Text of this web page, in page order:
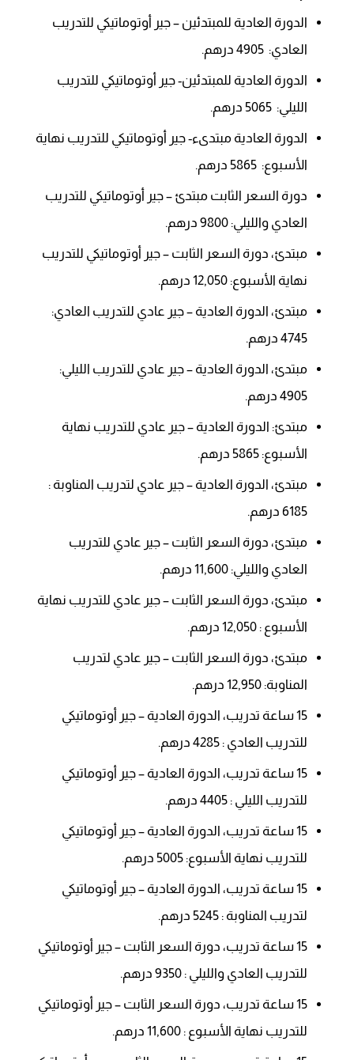
الدورة العادية للمبتدئين – جير أوتوماتيكي للتدريب
العادي: 4905 درهم.
الدورة العادية للمبتدئين- جير أوتوماتيكي للتدريب
الليلي: 5065 درهم.
الدورة العادية مبتدىء- جير أوتوماتيكي للتدريب نهاية
الأسبوع: 5865 درهم.
دورة السعر الثابت مبتدئ – جير أوتوماتيكي للتدريب
العادي والليلي: 9800 درهم.
مبتدئ، دورة السعر الثابت – جير أوتوماتيكي للتدريب
نهاية الأسبوع: 12,050 درهم.
مبتدئ، الدورة العادية – جير عادي للتدريب العادي:
4745 درهم.
مبتدئ، الدورة العادية – جير عادي للتدريب الليلي:
4905 درهم.
مبتدئ: الدورة العادية – جير عادي للتدريب نهاية
الأسبوع: 5865 درهم.
مبتدئ، الدورة العادية – جير عادي لتدريب المناوبة :
6185 درهم.
مبتدئ، دورة السعر الثابت – جير عادي للتدريب
العادي والليلي: 11,600 درهم.
مبتدئ، دورة السعر الثابت – جير عادي للتدريب نهاية
الأسبوع : 12,050 درهم.
مبتدئ، دورة السعر الثابت – جير عادي لتدريب
المناوبة: 12,950 درهم.
15 ساعة تدريب، الدورة العادية – جير أوتوماتيكي
للتدريب العادي : 4285 درهم.
15 ساعة تدريب، الدورة العادية – جير أوتوماتيكي
للتدريب الليلي : 4405 درهم.
15 ساعة تدريب، الدورة العادية – جير أوتوماتيكي
للتدريب نهاية الأسبوع: 5005 درهم.
15 ساعة تدريب، الدورة العادية – جير أوتوماتيكي
لتدريب المناوبة : 5245 درهم.
15 ساعة تدريب، دورة السعر الثابت – جير أوتوماتيكي
للتدريب العادي والليلي : 9350 درهم.
15 ساعة تدريب، دورة السعر الثابت – جير أوتوماتيكي
للتدريب نهاية الأسبوع : 11,600 درهم.